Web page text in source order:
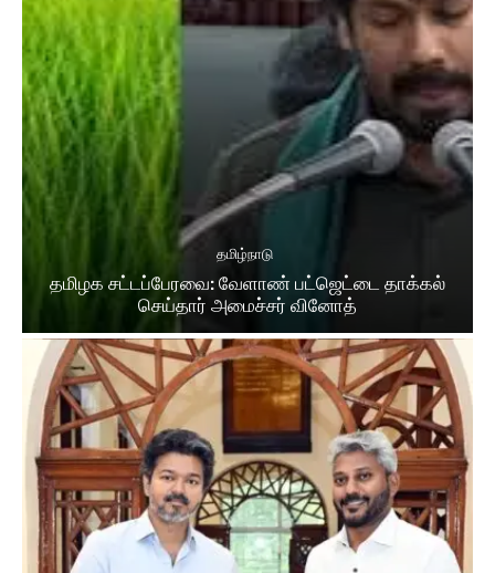
தமிழ்நாடு
தமிழக சட்​டப்​பேர​வை: வேளாண் பட்​ஜெட்டை தாக்கல்
செய்தார் அமைச்சர் வினோத்